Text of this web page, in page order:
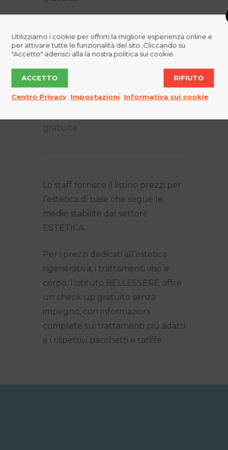
€100,00
TRATTAMENTO
CORPO MANUALI
Il prezzo varia in Base alle
SINGOLE CASISTICHE
gratuita.
Lo staff fornisce il listino prezzi per
l’estetica di base che segue le
medie stabilite dal settore
ESTETICA.
Per i prezzi dedicati all’estetica
rigenerativa, i trattamenti viso e
corpo, l’Istituto BELLESSERE offre
un check up gratuito senza
impegno, con informazioni
complete sui trattamenti più adatti
e i rispettivi pacchetti e tariffe.
Utilizziamo i cookie per offrirti la migliore esperienza online e
per attivare tutte le funzionalità del sito. Cliccando su
"Accetto" aderisci alla la nostra politica sui cookie.
ACCETTO RIFIUTO
Centro Privacy Impostazioni Informativa sui cookie